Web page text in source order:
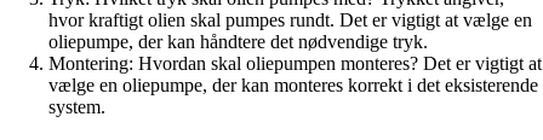
hvor kraftigt olien skal pumpes rundt. Det er vigtigt at vælge en
oliepumpe, der kan håndtere det nødvendige tryk.
Montering: Hvordan skal oliepumpen monteres? Det er vigtigt at
vælge en oliepumpe, der kan monteres korrekt i det eksisterende
system.